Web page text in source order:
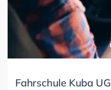
Fahrschule Kuba UG